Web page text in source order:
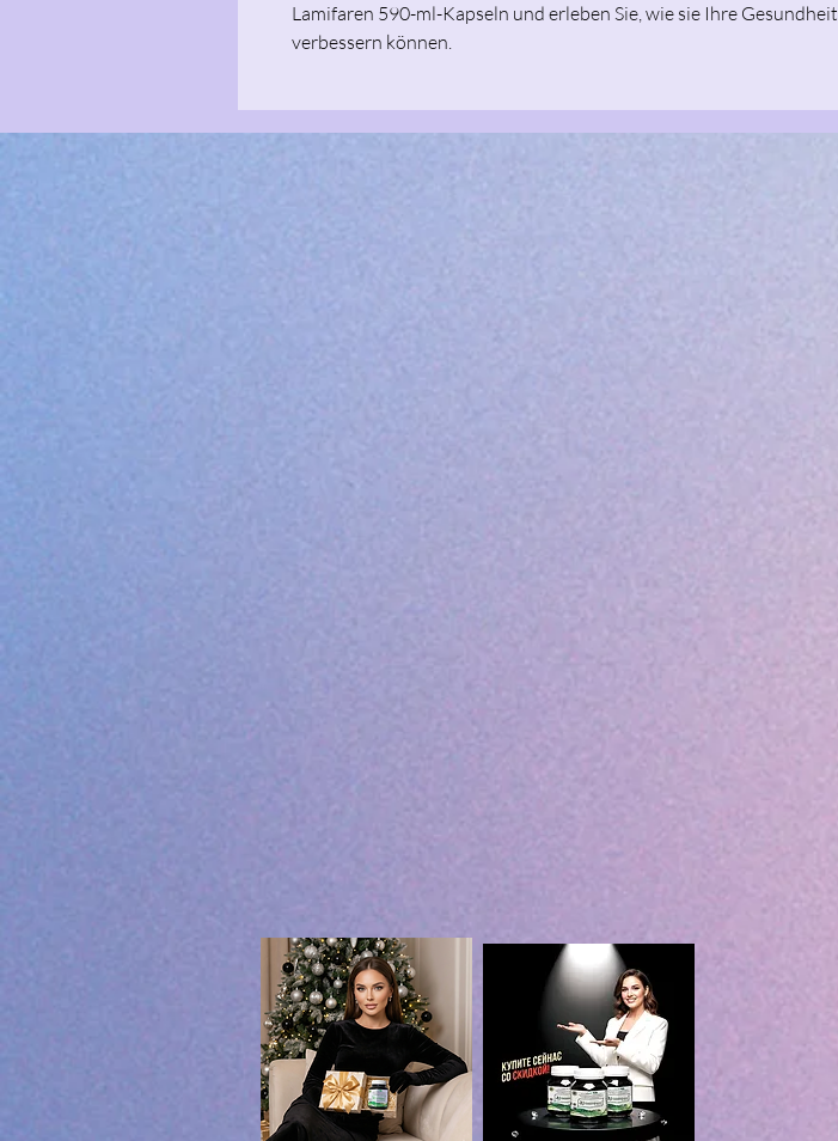
Lamifaren 590-ml-Kapseln und erleben Sie, wie sie Ihre Gesundheit
verbessern können.